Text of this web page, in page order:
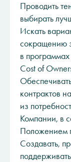
Проводить
выбирать
Искать
сокращению
в
Cost of
контрактов
из
Компании, в
Положением
Создавать,